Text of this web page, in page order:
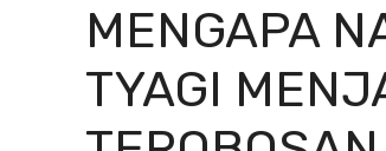
MENGAPA
TYAGI